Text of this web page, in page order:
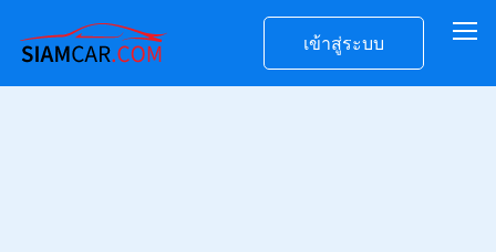
เข้าสู่ระบบ